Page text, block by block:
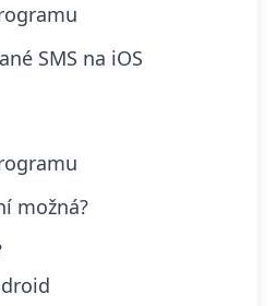
SMS na iOS
možná?